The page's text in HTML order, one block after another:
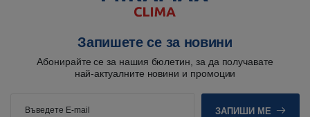
Запишете се за новини
Абонирайте се за нашия бюлетин, за да получавате
най-актуалните новини и промоции
ЗАПИШИ МЕ